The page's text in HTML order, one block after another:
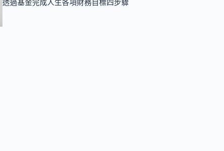
透過基金完成人生各項財務目標四步驟